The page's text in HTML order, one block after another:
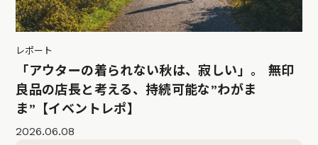
レポート
「アウターの着られない秋は、寂しい」。 無印
良品の店長と考える、持続可能な”わがま
ま”【イベントレポ】
2026.06.08